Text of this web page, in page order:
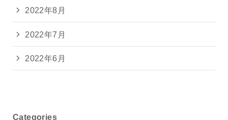
2022年8月
2022年7月
2022年6月
Categories